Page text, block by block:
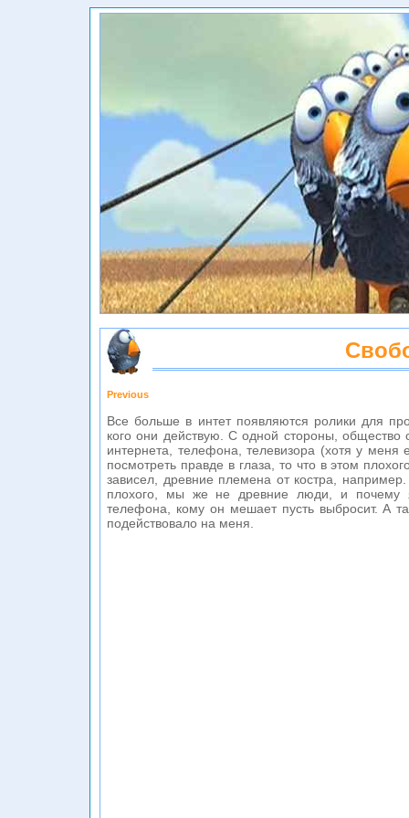
Previous
Все больше в интет появляются ролики для
кого они действую. С одной стороны, общество
интернета, телефона, телевизора (хотя у меня
посмотреть правде в глаза, то что в этом
зависел, древние племена от костра,
плохого, мы же не древние люди, и почему
телефона, кому он мешает пусть выбросит. А
подействовало на меня.